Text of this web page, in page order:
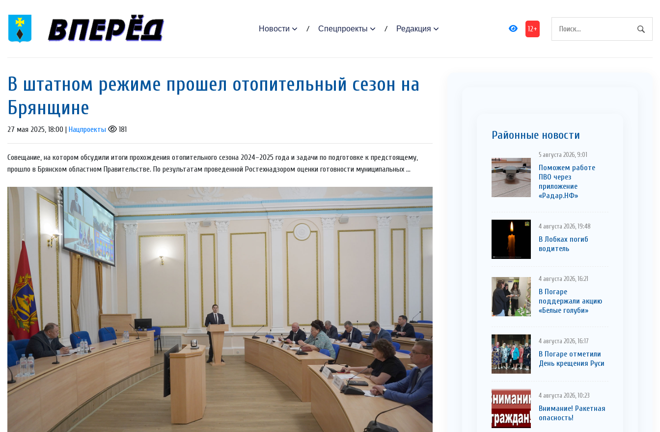
Новости Спецпроекты Редакция 12+
В штатном режиме прошел отопительный сезон на
Брянщине
27 мая 2025, 18:00 | Нацпроекты 181
Совещание, на котором обсудили итоги прохождения отопительного сезона 2024–2025 года и задачи по подготовке к предстоящему,
прошло в Брянском областном Правительстве. По результатам проведенной Ростехнадзором оценки готовности муниципальных ...
Районные новости
5 августа 2026, 9:01
Поможем работе
ПВО через
приложение
«Радар.НФ»
4 августа 2026, 19:48
В Лобках погиб
водитель
4 августа 2026, 16:21
В Погаре
поддержали акцию
«Белые голуби»
4 августа 2026, 16:17
В Погаре отметили
День крещения Руси
4 августа 2026, 10:23
Внимание! Ракетная
опасность!